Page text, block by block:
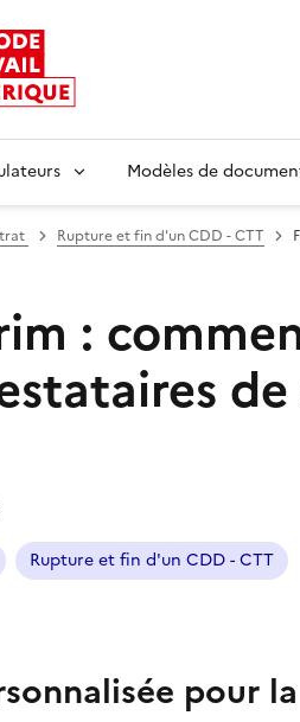
Modèles de
Rupture et fin d'un CDD - CTT
:
Rupture et fin d'un CDD - CTT
pour